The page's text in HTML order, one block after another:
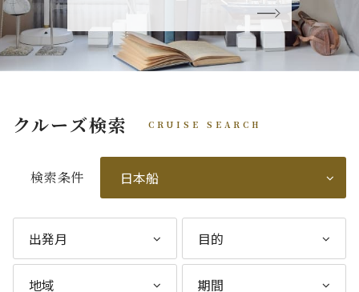
クルーズ検索 CRUISE SEARCH
検索条件